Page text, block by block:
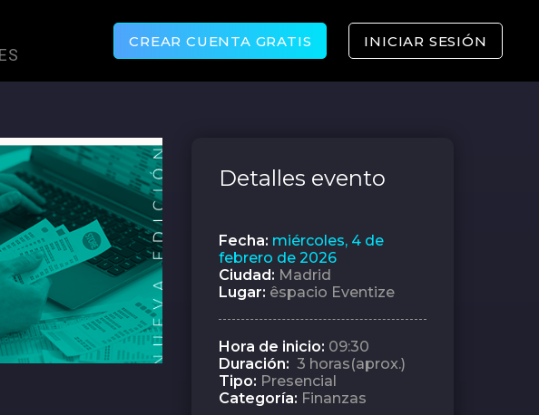
CREAR CUENTA GRATIS INICIAR SESIÓN
Detalles evento
Fecha: miércoles, 4 de
febrero de 2026
Ciudad: Madrid
Lugar: êspacio Eventize
Hora de inicio: 09:30
Duración: 3 horas(aprox.)
Tipo: Presencial
Categoría: Finanzas